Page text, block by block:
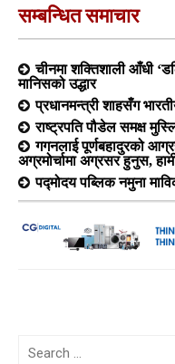
सम्बन्धित समाचार
चीनमा शक्तिशाली आँधी
मानिसको उद्धार
प्रधानमन्त्री शाहसँग
राष्ट्रपति पौडेल समक्ष
गगनलाई पूर्णबहादुरको
अग्रमोर्चामा अग्रसर हुनुस,
पद्मोदय पब्लिक नमुना
Search